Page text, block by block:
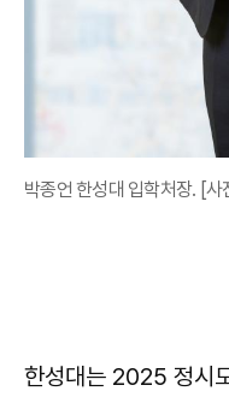
박종언 한성대 입학처장. [사
한성대는 2025 정시